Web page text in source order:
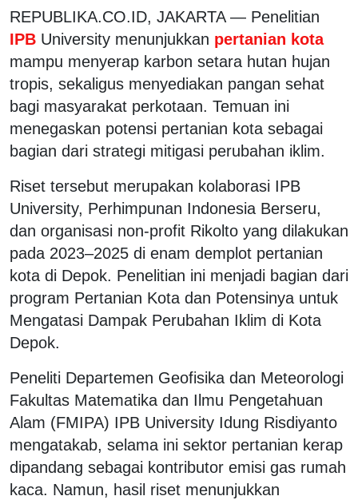
REPUBLIKA.CO.ID, JAKARTA — Penelitian
IPB University menunjukkan pertanian kota
mampu menyerap karbon setara hutan hujan
tropis, sekaligus menyediakan pangan sehat
bagi masyarakat perkotaan. Temuan ini
menegaskan potensi pertanian kota sebagai
bagian dari strategi mitigasi perubahan iklim.
Riset tersebut merupakan kolaborasi IPB
University, Perhimpunan Indonesia Berseru,
dan organisasi non-profit Rikolto yang dilakukan
pada 2023–2025 di enam demplot pertanian
kota di Depok. Penelitian ini menjadi bagian dari
program Pertanian Kota dan Potensinya untuk
Mengatasi Dampak Perubahan Iklim di Kota
Depok.
Peneliti Departemen Geofisika dan Meteorologi
Fakultas Matematika dan Ilmu Pengetahuan
Alam (FMIPA) IPB University Idung Risdiyanto
mengatakab, selama ini sektor pertanian kerap
dipandang sebagai kontributor emisi gas rumah
kaca. Namun, hasil riset menunjukkan